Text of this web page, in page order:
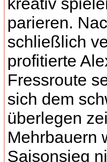
parieren.
schließlich
profitierte
Fressroute
sich dem
überlegen
Mehrbauern
Saisonsieg